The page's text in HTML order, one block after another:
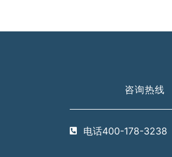
咨询热线
电话400-178-3238